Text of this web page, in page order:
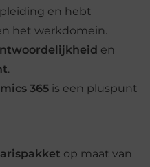
en hebt
het werkdomein.
en
.
365 is een pluspunt
op maat van